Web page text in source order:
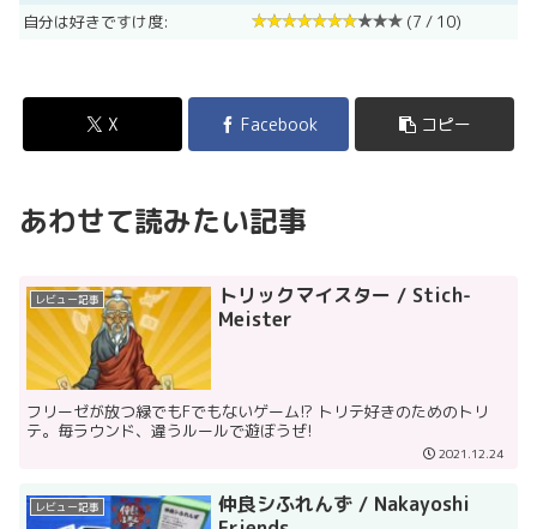
自分は好きですけ度:
(7 / 10)
X Facebook コピー
あわせて読みたい記事
レビュー記事
トリックマイスター / Stich-
Meister
フリーゼが放つ緑でもFでもないゲーム!? トリテ好きのためのトリ
テ。毎ラウンド、違うルールで遊ぼうぜ!
2021.12.24
レビュー記事
仲良シふれんず / Nakayoshi